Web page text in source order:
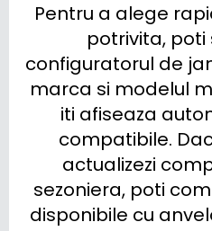
Pentru a alege
potrivita, poti
configuratorul de
marca si modelul
iti afiseaza
compatibile.
actualizezi
sezoniera, poti
disponibile cu